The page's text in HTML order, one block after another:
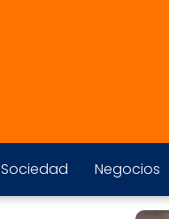
Sociedad Negocios